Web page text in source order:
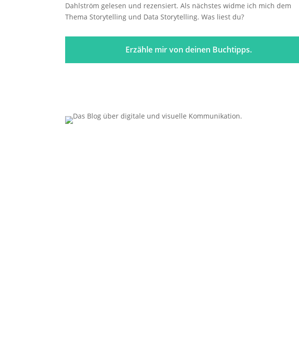
Dahlström gelesen und rezensiert. Als nächstes widme ich mich dem
Thema Storytelling und Data Storytelling. Was liest du?
Erzähle mir von deinen Buchtipps.